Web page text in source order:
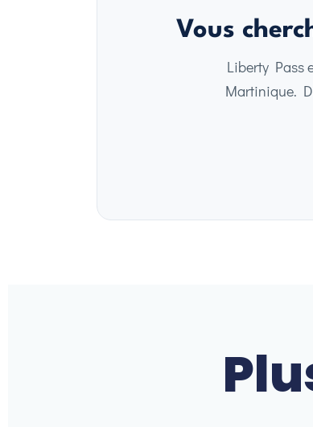
Vous
Liberty Pass
Martinique.